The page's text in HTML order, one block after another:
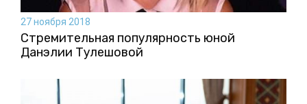
27 ноября 2018
Стремительная популярность юной
Данэлии Тулешовой